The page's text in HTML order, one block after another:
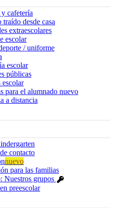
cafetería
desde casa
extraescolares
escolar
/ uniforme
escolar
públicas
escolar
para el alumnado nuevo
a distancia
contacto
nuevo
para las familias
Nuestros grupos
preescolar